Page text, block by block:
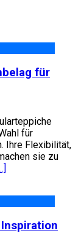
für
für
Ihre Flexibilität,
sie zu